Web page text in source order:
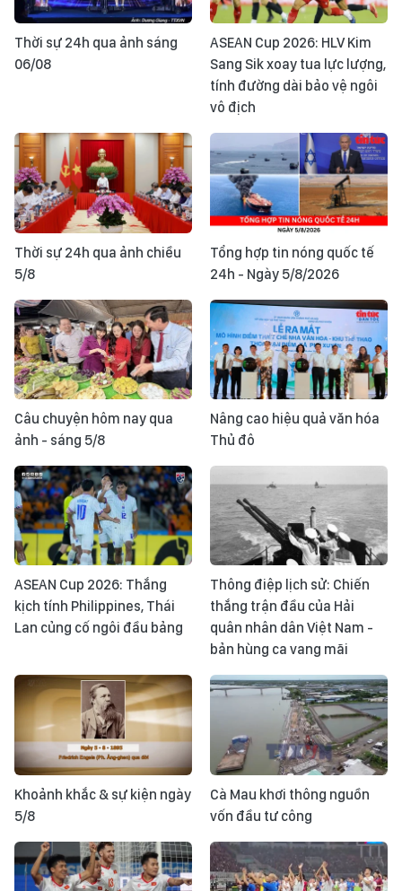
Thời sự 24h qua ảnh sáng
06/08
ASEAN Cup 2026: HLV Kim
Sang Sik xoay tua lực lượng,
tính đường dài bảo vệ ngôi
vô địch
Thời sự 24h qua ảnh chiều
5/8
Tổng hợp tin nóng quốc tế
24h - Ngày 5/8/2026
Câu chuyện hôm nay qua
ảnh - sáng 5/8
Nâng cao hiệu quả văn hóa
Thủ đô
ASEAN Cup 2026: Thắng
kịch tính Philippines, Thái
Lan củng cố ngôi đầu bảng
Thông điệp lịch sử: Chiến
thắng trận đầu của Hải
quân nhân dân Việt Nam -
bản hùng ca vang mãi
Khoảnh khắc & sự kiện ngày
5/8
Cà Mau khơi thông nguồn
vốn đầu tư công